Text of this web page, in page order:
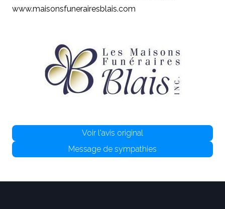
www.maisonsfunerairesblais.com
Voir l'avis original
Message de sympathies